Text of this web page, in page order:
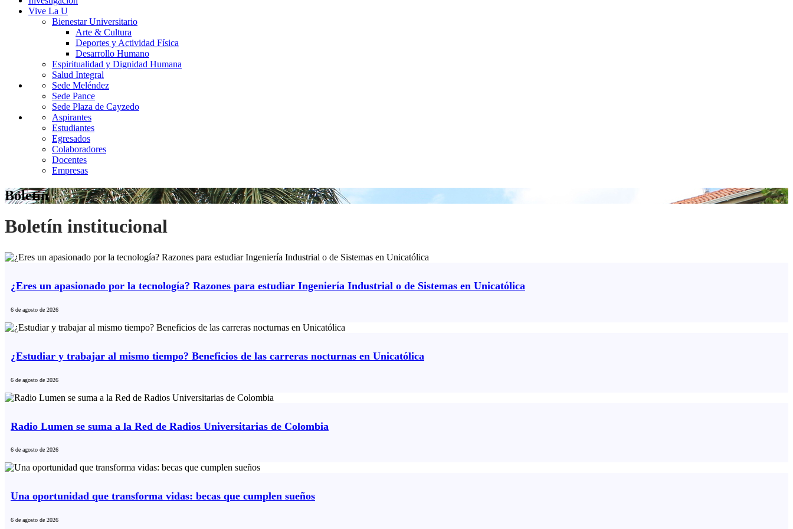
Vive La U
Bienestar Universitario
Arte & Cultura
Deportes y Actividad Física
Desarrollo Humano
Espiritualidad y Dignidad Humana
Salud Integral
Sede Meléndez
Sede Pance
Sede Plaza de Cayzedo
Aspirantes
Estudiantes
Egresados
Colaboradores
Docentes
Empresas
Boletín
Boletín institucional
¿Eres un apasionado por la tecnología? Razones para estudiar Ingeniería Industrial o de Sistemas en Unicatólica
6 de agosto de 2026
¿Estudiar y trabajar al mismo tiempo? Beneficios de las carreras nocturnas en Unicatólica
6 de agosto de 2026
Radio Lumen se suma a la Red de Radios Universitarias de Colombia
6 de agosto de 2026
Una oportunidad que transforma vidas: becas que cumplen sueños
6 de agosto de 2026